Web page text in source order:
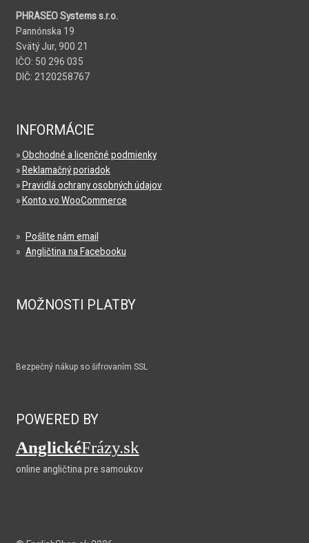
PHRASEO Systems s.r.o.
Pannónska 19
Svätý Jur, 900 21
IČO: 50 296 035
DIČ: 2120258767
INFORMÁCIE
»Obchodné a licenčné podmienky
» Reklamačný poriadok
» Pravidlá ochrany osobných údajov
» Konto vo WooCommerce
»
Pošlite nám email
» Angličtina na Facebooku
MOŽNOSTI PLATBY
Bezpečný nákup so šifrovaním SSL
POWERED BY
AnglickéFrázy.sk
online angličtina pre samoukov